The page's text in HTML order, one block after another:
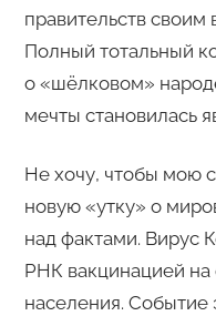
правительств
Полный тотальный
о «шёлковом»
мечты становилась
Не хочу, чтобы мою
новую «утку» о
над фактами. Вирус
РНК вакцинацией
населения. Событие